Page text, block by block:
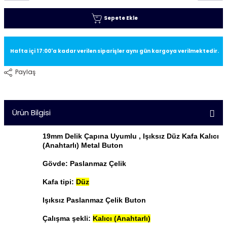
Sepete Ekle
Hafta içi 17:00'a kadar verilen siparişler aynı gün kargoya verilmektedir.
Paylaş
Ürün Bilgisi
19mm Delik Çapına Uyumlu , Işıksız Düz Kafa Kalıcı
(Anahtarlı) Metal Buton
Gövde: Paslanmaz Çelik
Kafa tipi: Düz
Işıksız Paslanmaz Çelik Buton
Çalışma şekli: Kalıcı (Anahtarlı)